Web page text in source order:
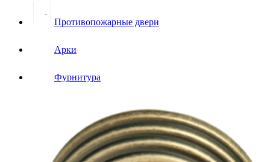
Противопожарные двери
Арки
Фурнитура